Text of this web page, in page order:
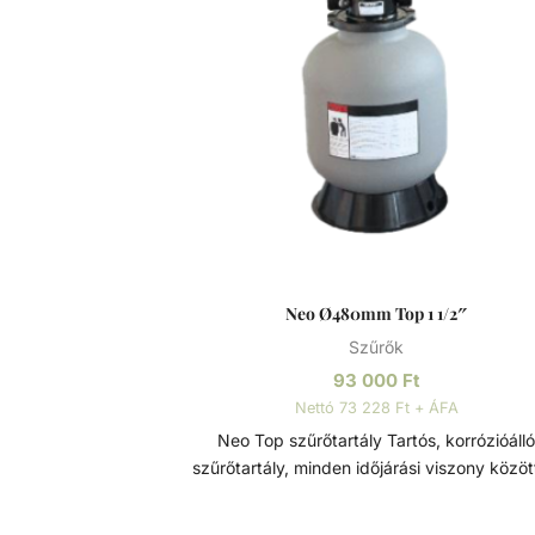
segítségével az egészen finom
is kiszűrhetik a vízből, amelyek így
szűrőközegen.
Neo Ø480mm Top 1 1/2″
Szűrők
93 000 Ft
Nettó 73 228 Ft + ÁFA
Neo Top szűrőtartály Tartós, korrózióálló
szűrőtartály, minden időjárási viszony